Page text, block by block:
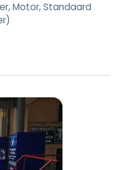
Motor, Standaard